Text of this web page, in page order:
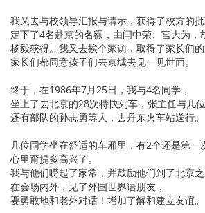
我又去与校领导汇报与请示，获得了校方的批
定下了4名赴京的名额，由闫中荣、宫大为，
杨毅获得。我又去挨个家访，取得了家长们的
家长们都同意孩子们去京城去见一见世面。
终于，在1986年7月25日，我与4名同学，
坐上了去北京的28次特快列车，张主任与几位
还有部队的孙志勇等人，去丹东火车站送行。
几位同学坐在舒适的车厢里，有2个还是第一
心里甭提多高兴了。
我与他们唠起了家常，并鼓励他们到了北京之
在会场内外，见了外国世界语朋友，
要勇敢地和老外对话！增加了解和建立友谊。